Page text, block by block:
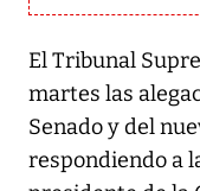
El Tribunal
martes las
Senado y del
respondiendo a